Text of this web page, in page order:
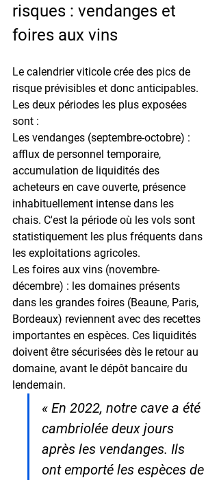
risques : vendanges et
foires aux vins
Le calendrier viticole crée des pics de
risque prévisibles et donc anticipables.
Les deux périodes les plus exposées
sont :
Les vendanges (septembre-octobre) :
afflux de personnel temporaire,
accumulation de liquidités des
acheteurs en cave ouverte, présence
inhabituellement intense dans les
chais. C'est la période où les vols sont
statistiquement les plus fréquents dans
les exploitations agricoles.
Les foires aux vins (novembre-
décembre) : les domaines présents
dans les grandes foires (Beaune, Paris,
Bordeaux) reviennent avec des recettes
importantes en espèces. Ces liquidités
doivent être sécurisées dès le retour au
domaine, avant le dépôt bancaire du
lendemain.
« En 2022, notre cave a été
cambriolée deux jours
après les vendanges. Ils
ont emporté les espèces de